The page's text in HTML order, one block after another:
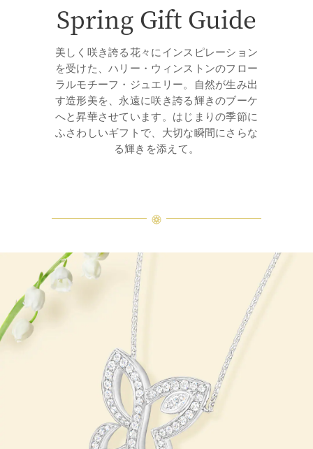
Spring Gift Guide
美しく咲き誇る花々にインスピレーション
を受けた、ハリー・ウィンストンのフロー
ラルモチーフ・ジュエリー。自然が生み出
す造形美を、永遠に咲き誇る輝きのブーケ
へと昇華させています。はじまりの季節に
ふさわしいギフトで、大切な瞬間にさらな
る輝きを添えて。